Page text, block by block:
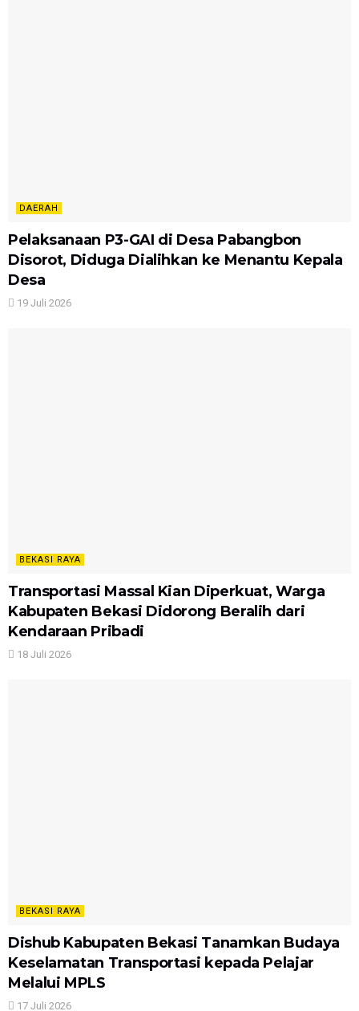
DAERAH
Pelaksanaan P3-GAI di Desa Pabangbon
Disorot, Diduga Dialihkan ke Menantu Kepala
Desa
19 Juli 2026
BEKASI RAYA
Transportasi Massal Kian Diperkuat, Warga
Kabupaten Bekasi Didorong Beralih dari
Kendaraan Pribadi
18 Juli 2026
BEKASI RAYA
Dishub Kabupaten Bekasi Tanamkan Budaya
Keselamatan Transportasi kepada Pelajar
Melalui MPLS
17 Juli 2026